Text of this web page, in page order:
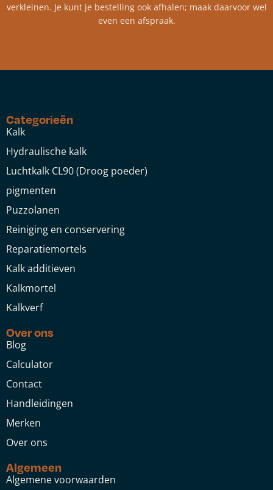
verkleinen. Je kunt je bestelling ook afhalen; maak daarvoor wel
even een afspraak.
Categorieën
Kalk
Hydraulische kalk
Luchtkalk CL90 (Droog poeder)
pigmenten
Puzzolanen
Reiniging en conservering
Reparatiemortels
Kalk additieven
Kalkmortel
Kalkverf
Over ons
Blog
Calculator
Contact
Handleidingen
Merken
Over ons
Algemeen
Algemene voorwaarden